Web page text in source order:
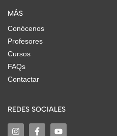
MÁS
Conócenos
Profesores
Cursos
FAQs
Contactar
REDES SOCIALES